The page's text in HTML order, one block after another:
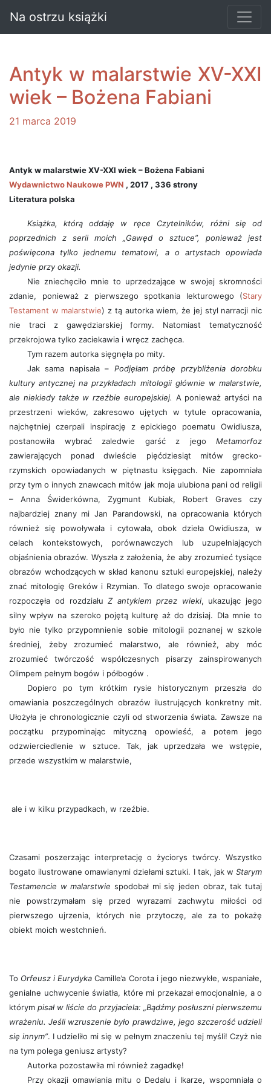
Na ostrzu książki
Antyk w malarstwie XV-XXI
wiek – Bożena Fabiani
21 marca 2019
Antyk w malarstwie XV-XXI wiek – Bożena Fabiani
Wydawnictwo Naukowe PWN , 2017 , 336 strony
Literatura polska
Książka, którą oddaję w ręce Czytelników, różni się od
poprzednich z serii moich „Gawęd o sztuce”, ponieważ jest
poświęcona tylko jednemu tematowi, a o artystach opowiada
jedynie przy okazji.
Nie zniechęciło mnie to uprzedzające w swojej skromności
zdanie, ponieważ z pierwszego spotkania lekturowego (Stary
Testament w malarstwie) z tą autorka wiem, że jej styl narracji nic
nie traci z gawędziarskiej formy. Natomiast tematyczność
przekrojowa tylko zaciekawia i wręcz zachęca.
Tym razem autorka sięgnęła po mity.
Jak sama napisała – Podjęłam próbę przybliżenia dorobku
kultury antycznej na przykładach mitologii głównie w malarstwie,
ale niekiedy także w rzeźbie europejskiej. A ponieważ artyści na
przestrzeni wieków, zakresowo ujętych w tytule opracowania,
najchętniej czerpali inspirację z epickiego poematu Owidiusza,
postanowiła wybrać zaledwie garść z jego Metamorfoz
zawierających ponad dwieście pięćdziesiąt mitów grecko-
rzymskich opowiadanych w piętnastu księgach. Nie zapomniała
przy tym o innych znawcach mitów jak moja ulubiona pani od religii
– Anna Świderkówna, Zygmunt Kubiak, Robert Graves czy
najbardziej znany mi Jan Parandowski, na opracowania których
również się powoływała i cytowała, obok dzieła Owidiusza, w
celach kontekstowych, porównawczych lub uzupełniających
objaśnienia obrazów. Wyszła z założenia, że aby zrozumieć tysiące
obrazów wchodzących w skład kanonu sztuki europejskiej, należy
znać mitologię Greków i Rzymian. To dlatego swoje opracowanie
rozpoczęła od rozdziałuZ antykiem przez wieki, ukazując jego
silny wpływ na szeroko pojętą kulturę aż do dzisiaj. Dla mnie to
było nie tylko przypomnienie sobie mitologii poznanej w szkole
średniej, żeby zrozumieć malarstwo, ale również, aby móc
zrozumieć twórczość współczesnych pisarzy zainspirowanych
Olimpem pełnym bogów i półbogów .
Dopiero po tym krótkim rysie historycznym przeszła do
omawiania poszczególnych obrazów ilustrujących konkretny mit.
Ułożyła je chronologicznie czyli od stworzenia świata. Zawsze na
początku przypominając mityczną opowieść, a potem jego
odzwierciedlenie w sztuce. Tak, jak uprzedzała we wstępie,
przede wszystkim w malarstwie,
ale i w kilku przypadkach, w rzeźbie.
Czasami poszerzając interpretację o życiorys twórcy. Wszystko
bogato ilustrowane omawianymi dziełami sztuki. I tak, jak w Starym
Testamencie w malarstwie spodobał mi się jeden obraz, tak tutaj
nie powstrzymałam się przed wyrazami zachwytu miłości od
pierwszego ujrzenia, których nie przytoczę, ale za to pokażę
obiekt moich westchnień.
To Orfeusz i Eurydyka Camille’a Corota i jego niezwykłe, wspaniałe,
genialne uchwycenie światła, które mi przekazał emocjonalnie, a o
którym pisał w liście do przyjaciela: „Bądźmy posłuszni pierwszemu
wrażeniu. Jeśli wzruszenie było prawdziwe, jego szczerość udzieli
się innym”. I udzieliło mi się w pełnym znaczeniu tej myśli! Czyż nie
na tym polega geniusz artysty?
Autorka pozostawiła mi również zagadkę!
Przy okazji omawiania mitu o Dedalu i Ikarze, wspomniała o